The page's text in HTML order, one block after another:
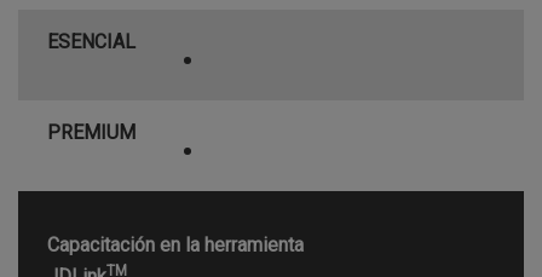
ESENCIAL •
PREMIUM •
Capacitación en la herramienta
TM